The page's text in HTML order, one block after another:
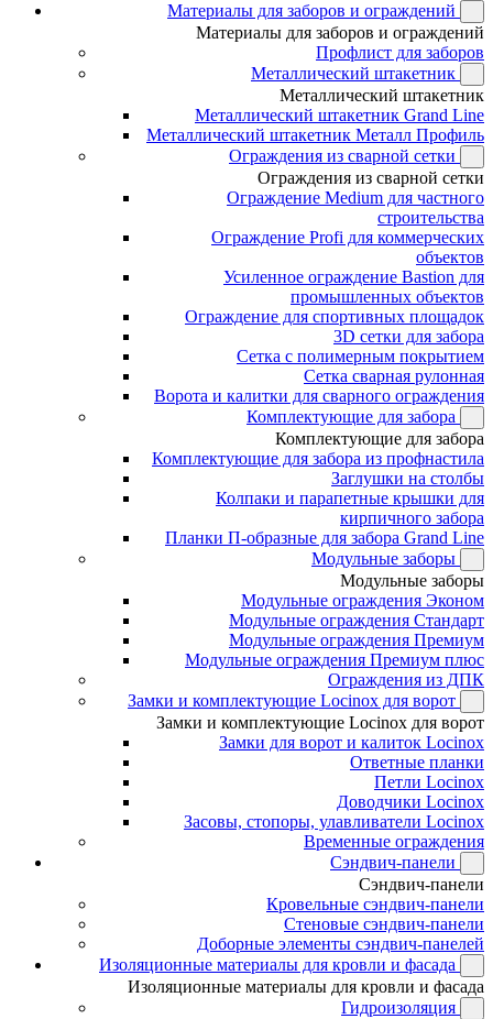
Материалы для заборов и ограждений
Материалы для заборов и ограждений
Профлист для заборов
Металлический штакетник
Металлический штакетник
Металлический штакетник Grand Line
Металлический штакетник Металл Профиль
Ограждения из сварной сетки
Ограждения из сварной сетки
Ограждение Medium для частного
строительства
Ограждение Profi для коммерческих
объектов
Усиленное ограждение Bastion для
промышленных объектов
Ограждение для спортивных площадок
3D сетки для забора
Сетка с полимерным покрытием
Сетка сварная рулонная
Ворота и калитки для сварного ограждения
Комплектующие для забора
Комплектующие для забора
Комплектующие для забора из профнастила
Заглушки на столбы
Колпаки и парапетные крышки для
кирпичного забора
Планки П-образные для забора Grand Line
Модульные заборы
Модульные заборы
Модульные ограждения Эконом
Модульные ограждения Стандарт
Модульные ограждения Премиум
Модульные ограждения Премиум плюс
Ограждения из ДПК
Замки и комплектующие Locinox для ворот
Замки и комплектующие Locinox для ворот
Замки для ворот и калиток Locinox
Ответные планки
Петли Locinox
Доводчики Locinox
Засовы, стопоры, улавливатели Locinox
Временные ограждения
Сэндвич-панели
Сэндвич-панели
Кровельные сэндвич-панели
Стеновые сэндвич-панели
Доборные элементы сэндвич-панелей
Изоляционные материалы для кровли и фасада
Изоляционные материалы для кровли и фасада
Гидроизоляция